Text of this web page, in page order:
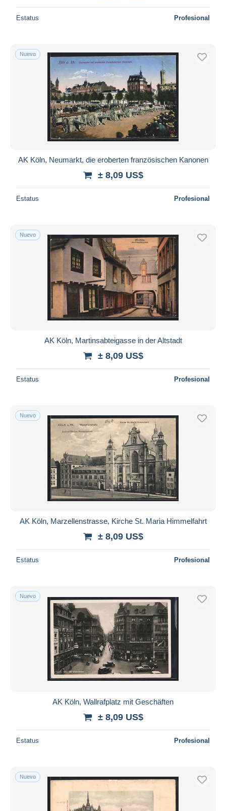
Estatus Profesional
Nuevo
AK Köln, Neumarkt, die eroberten französischen Kanonen
± 8,09 US$
Estatus Profesional
Nuevo
AK Köln, Martinsabteigasse in der Altstadt
± 8,09 US$
Estatus Profesional
Nuevo
AK Köln, Marzellenstrasse, Kirche St. Maria Himmelfahrt
± 8,09 US$
Estatus Profesional
Nuevo
AK Köln, Wallrafplatz mit Geschäften
± 8,09 US$
Estatus Profesional
Nuevo